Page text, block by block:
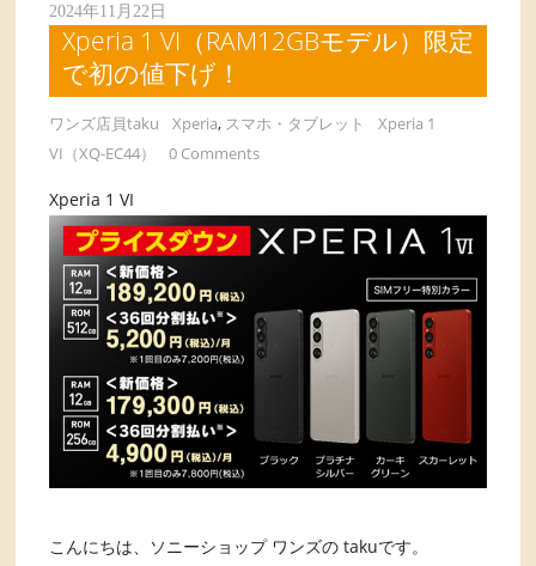
2024年11月22日
Xperia 1 VI（RAM12GBモデル）限定
で初の値下げ！
ワンズ店員taku Xperia, スマホ・タブレット
Xperia 1
VI（XQ-EC44）
0 Comments
Xperia 1 VI
こんにちは、ソニーショップ ワンズの takuです。